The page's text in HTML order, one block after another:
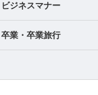
ビジネスマナー
卒業・卒業旅行